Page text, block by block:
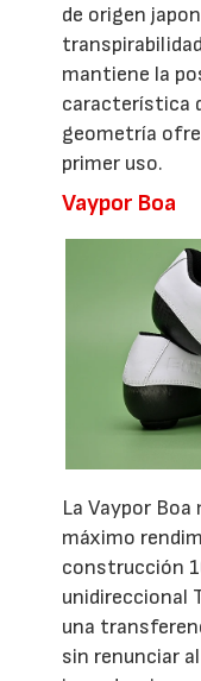
de origen
mantiene la
característica
geometría
primer uso.
Vaypor Boa
La Vaypor
máximo
construcción
unidireccional
una
sin renunciar